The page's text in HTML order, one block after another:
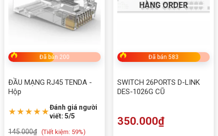
Đã bán 200
ĐẦU MẠNG RJ45 TENDA -
Hộp
★★★★★Đánh giá người
viết: 5/5
145.000₫ (Tiết kiệm: 59%)
HÀNG ORDER
Đã bán 583
SWITCH 26PORTS D-LINK
DES-1026G CŨ
350.000₫